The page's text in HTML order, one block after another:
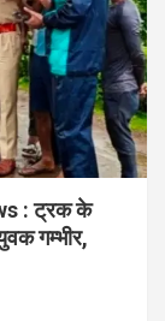
: ट्रक के
गम्भीर,